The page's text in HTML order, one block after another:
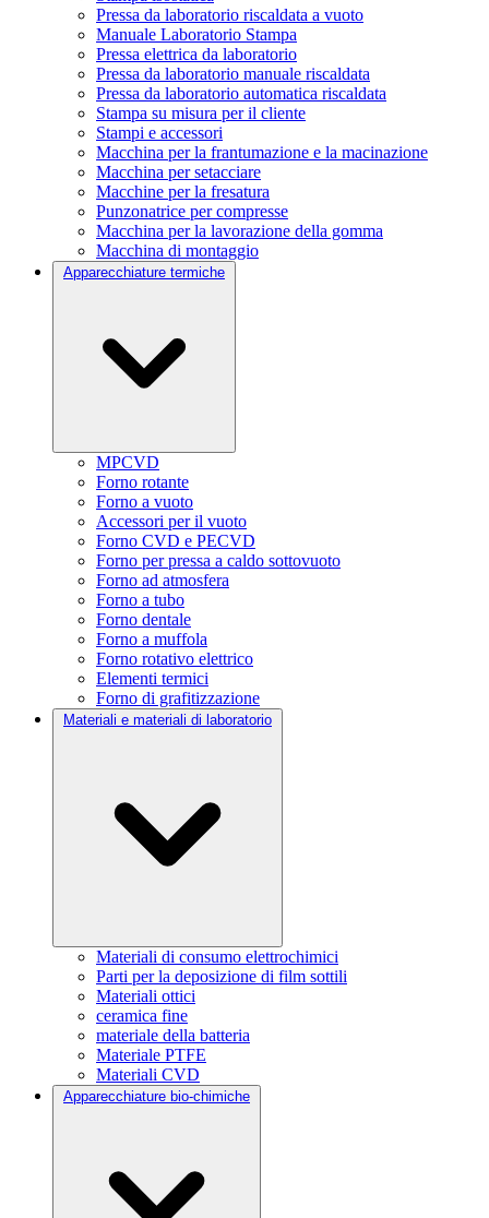
Pressa da laboratorio riscaldata a vuoto
Manuale Laboratorio Stampa
Pressa elettrica da laboratorio
Pressa da laboratorio manuale riscaldata
Pressa da laboratorio automatica riscaldata
Stampa su misura per il cliente
Stampi e accessori
Macchina per la frantumazione e la macinazione
Macchina per setacciare
Macchine per la fresatura
Punzonatrice per compresse
Macchina per la lavorazione della gomma
Macchina di montaggio
Apparecchiature termiche
MPCVD
Forno rotante
Forno a vuoto
Accessori per il vuoto
Forno CVD e PECVD
Forno per pressa a caldo sottovuoto
Forno ad atmosfera
Forno a tubo
Forno dentale
Forno a muffola
Forno rotativo elettrico
Elementi termici
Forno di grafitizzazione
Materiali e materiali di laboratorio
Materiali di consumo elettrochimici
Parti per la deposizione di film sottili
Materiali ottici
ceramica fine
materiale della batteria
Materiale PTFE
Materiali CVD
Apparecchiature bio-chimiche